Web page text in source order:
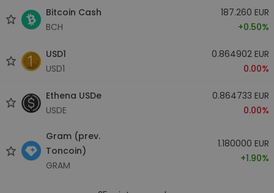
Bitcoin Cash
BCH
187.260 EUR
+0.50%
USD1
USD1
0.864902 EUR
0.00%
Ethena USDe
USDE
0.864733 EUR
0.00%
Gram (prev.
Toncoin)
GRAM
1.180000 EUR
+1.90%